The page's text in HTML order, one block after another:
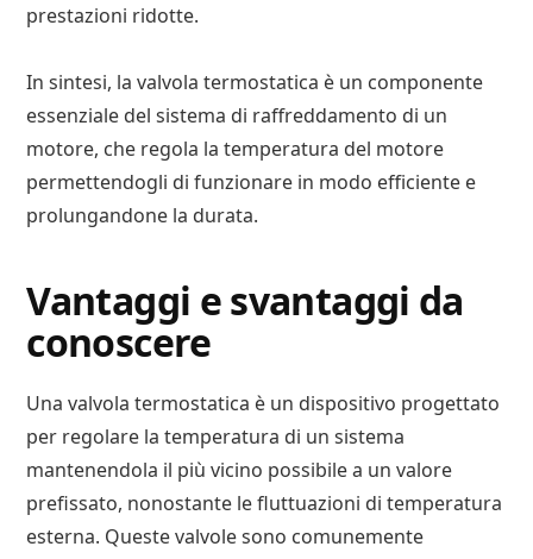
prestazioni ridotte.
In sintesi, la valvola termostatica è un componente
essenziale del sistema di raffreddamento di un
motore, che regola la temperatura del motore
permettendogli di funzionare in modo efficiente e
prolungandone la durata.
Vantaggi e svantaggi da
conoscere
Una valvola termostatica è un dispositivo progettato
per regolare la temperatura di un sistema
mantenendola il più vicino possibile a un valore
prefissato, nonostante le fluttuazioni di temperatura
esterna. Queste valvole sono comunemente